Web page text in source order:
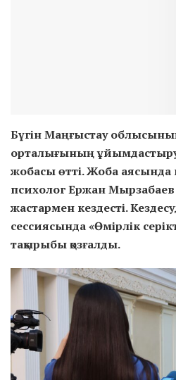
Бүгін Маңғыстау
орталығының
жобасы өтті. Жоба аясында
психолог Ержан Мырзабаев
жастармен кездесті.
сессиясында «Өмірлік
тақырыбы қозғалды.